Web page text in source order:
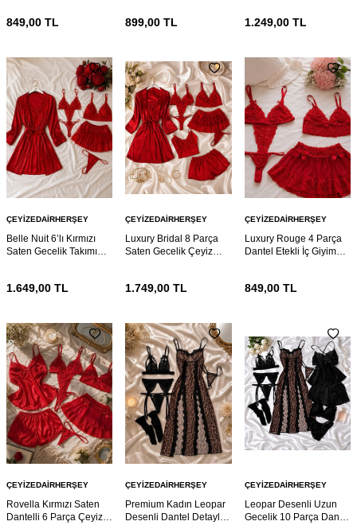
Çeyizlik Set
849,00 TL 899,00 TL 1.249,00TL
ÇEYIZEDAIRHERŞEY
Belle Nuit 6’lı Kırmızı
Saten Gecelik Takımı
1.649,00 TL
ÇEYIZEDAIRHERŞEY
Luxury Bridal 8 Parça
Saten Gecelik Çeyiz
1.749,00 TL
ÇEYIZEDAIRHERŞEY
Luxury Rouge 4 Parça
Dantel Etekli İç Giyim
849,00TL
ÇEYIZEDAIRHERŞEY
Rovella Kırmızı Saten
Dantelli 6 Parça Çeyiz
ÇEYIZEDAIRHERŞEY
Premium Kadın Leopar
Desenli Dantel Detaylı 6
ÇEYIZEDAIRHERŞEY
Leopar Desenli Uzun
Gecelik 10 Parça Dantel